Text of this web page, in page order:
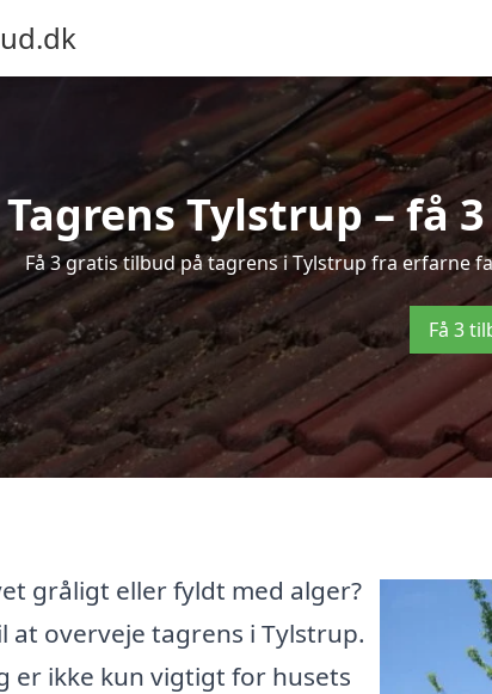
Tagrens Tylstrup – få
Få 3 gratis tilbud på tagrens i Tylstrup fra erfarne
Få 3
gråligt eller fyldt med alger?
at overveje tagrens i Tylstrup.
er ikke kun vigtigt for husets